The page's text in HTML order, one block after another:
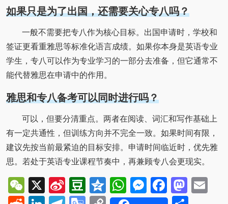
如果只是为了出国，还需要关心专八吗？
一般不需要把专八作为核心目标。出国申请时，学校和
签证更看重雅思等标准化语言成绩。如果你本身是英语专业
学生，专八可以作为专业学习的一部分去准备，但它通常不
能代替雅思在申请中的作用。
雅思和专八备考可以同时进行吗？
可以，但要分清重点。两者在阅读、词汇和写作基础上
有一定共通性，但训练方向并不完全一致。如果时间有限，
建议先按当前最紧迫的目标安排。申请时间临近时，优先雅
思。若处于英语专业课程节奏中，再兼顾专八会更现实。
WeChat
X
SinaDouban
QzoneWhatsApp
Messenger